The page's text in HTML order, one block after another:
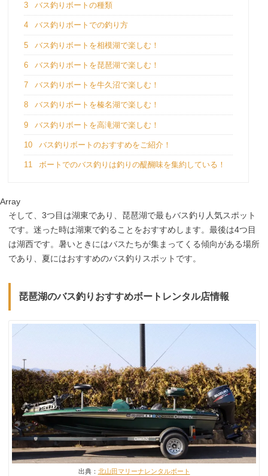
3 バス釣りボートの種類
4 バス釣りボートでの釣り方
5 バス釣りボートを相模湖で楽しむ！
6 バス釣りボートを琵琶湖で楽しむ！
7 バス釣りボートを牛久沼で楽しむ！
8 バス釣りボートを榛名湖で楽しむ！
9 バス釣りボートを高滝湖で楽しむ！
10 バス釣りボートのおすすめをご紹介！
11 ボートでのバス釣りは釣りの醍醐味を集約している！
Array
そして、3つ目は湖東であり、琵琶湖で最もバス釣り人気スポット
です。迷った時は湖東で釣ることをおすすめします。最後は4つ目
は湖西です。暑いときにはバスたちが集まってくる傾向がある場所
であり、夏にはおすすめのバス釣りスポットです。
琵琶湖のバス釣りおすすめボートレンタル店情報
出典： 北山田マリーナレンタルボート